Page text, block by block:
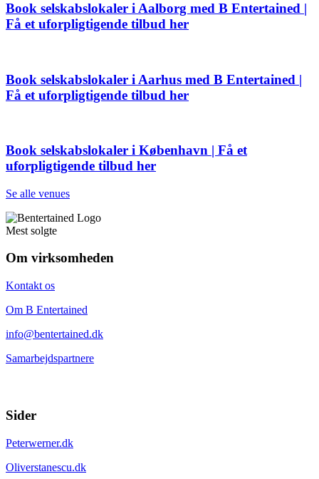
Book selskabslokaler i Aalborg med B Entertained |
Få et uforpligtigende tilbud her
Book selskabslokaler i Aarhus med B Entertained |
Få et uforpligtigende tilbud her
Book selskabslokaler i København | Få et
uforpligtigende tilbud her
Se alle venues
Mest solgte
Om virksomheden
Kontakt os
Om B Entertained
info@bentertained.dk
Samarbejdspartnere
Sider
Peterwerner.dk
Oliverstanescu.dk